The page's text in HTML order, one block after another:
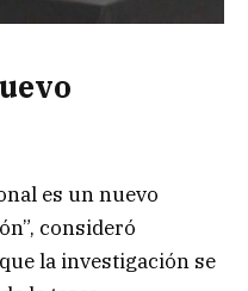
es un nuevo
consideró
la investigación se